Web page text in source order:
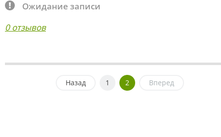
Ожидание записи
0 отзывов
Назад 1 2 Вперед